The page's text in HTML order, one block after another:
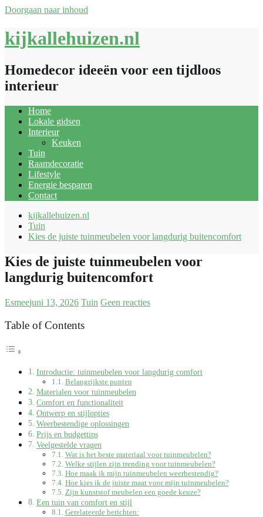
Doorgaan naar inhoud
kijkallehuizen.nl
Homedecor ideeën voor een tijdloos
interieur
Home
Lokale gidsen
Interieur
Keuken
Tuin
Raamdecoratie
Lifestyle
Energie besparen
Contact
kijkallehuizen.nl
Tuin
Kies de juiste tuinmeubelen voor langdurig buitencomfort
Kies de juiste tuinmeubelen voor
langdurig buitencomfort
Esmeejuni 13, 2026 Tuin Geen reacties
Table of Contents
Introductie: tuinmeubelen voor langdurig comfort
Belangrijkste punten
Materialen voor tuinmeubelen
Comfort en functionaliteit
Ontwerp en stijlopties
Weerbestendige oplossingen
Prijs en budgettips
Veelgestelde vragen
Wat is het beste materiaal voor tuinmeubelen?
Welke stijlen zijn trending voor tuinmeubelen?
Hoe maak ik mijn tuinmeubelen weerbestendig?
Hoe kies ik de juiste maat voor mijn tuinmeubelen?
Zijn kunststof meubelen een goede keuze?
Een tuin van comfort en stijl
Gerelateerde berichten: